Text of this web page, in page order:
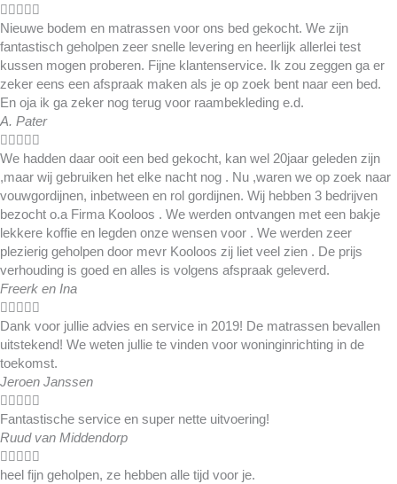
    
Nieuwe bodem en matrassen voor ons bed gekocht. We zijn
fantastisch geholpen zeer snelle levering en heerlijk allerlei test
kussen mogen proberen. Fijne klantenservice. Ik zou zeggen ga er
zeker eens een afspraak maken als je op zoek bent naar een bed.
En oja ik ga zeker nog terug voor raambekleding e.d.
A. Pater
    
We hadden daar ooit een bed gekocht, kan wel 20jaar geleden zijn
,maar wij gebruiken het elke nacht nog . Nu ,waren we op zoek naar
vouwgordijnen, inbetween en rol gordijnen. Wij hebben 3 bedrijven
bezocht o.a Firma Kooloos . We werden ontvangen met een bakje
lekkere koffie en legden onze wensen voor . We werden zeer
plezierig geholpen door mevr Kooloos zij liet veel zien . De prijs
verhouding is goed en alles is volgens afspraak geleverd.
Freerk en Ina
    
Dank voor jullie advies en service in 2019! De matrassen bevallen
uitstekend! We weten jullie te vinden voor woninginrichting in de
toekomst.
Jeroen Janssen
    
Fantastische service en super nette uitvoering!
Ruud van Middendorp
    
heel fijn geholpen, ze hebben alle tijd voor je.